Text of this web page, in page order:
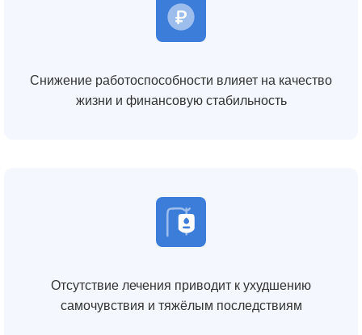
Снижение работоспособности влияет на качество
жизни и финансовую стабильность
Отсутствие лечения приводит к ухудшению
самочувствия и тяжёлым последствиям